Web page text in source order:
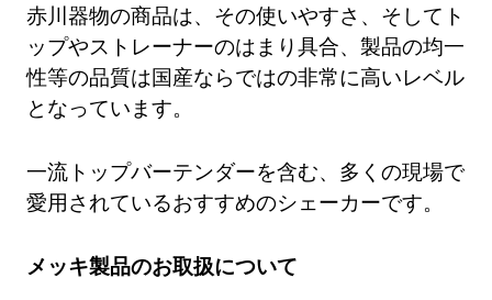
赤川器物の商品は、その使いやすさ、そしてト
ップやストレーナーのはまり具合、製品の均一
性等の品質は国産ならではの非常に高いレベル
となっています。
一流トップバーテンダーを含む、多くの現場で
愛用されているおすすめのシェーカーです。
メッキ製品のお取扱について